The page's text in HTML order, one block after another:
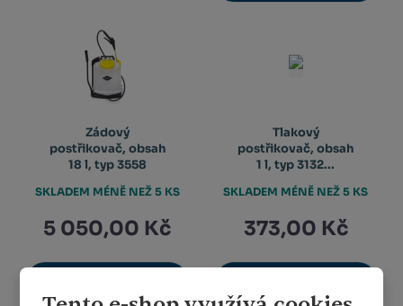
Zádový
postřikovač, obsah
18 l, typ 3558
5 050,00 Kč
SKLADEM MÉNĚ NEŽ 5 KS
Tlakový
postřikovač, obsah
1 l, typ 3132...
373,00 Kč
SKLADEM MÉNĚ NEŽ 5 KS